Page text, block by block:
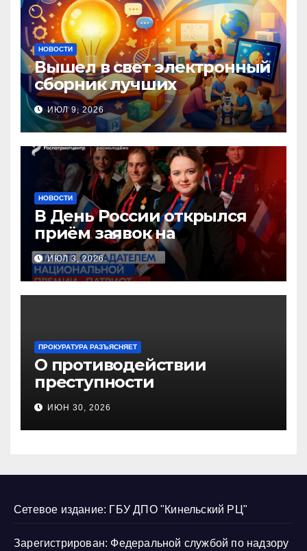
НОВОСТИ
Вышел в свет электронный
сборник лучших
инновационных практик
педагогов дошкольного
образования!
ИЮЛ 9, 2026
НОВОСТИ
В День России открылся
приём заявок на
Национальную премию
«Патриот»
ИЮЛ 3, 2026
ПРОКУРАТУРА РАЗЪЯСНЯЕТ
О противодействии
преступности
несовершеннолетних и
нарушению их прав
ИЮН 30, 2026
Сетевое издание: ГБУ ДПО "Кинельский РЦ"
Зарегистрирован: Федеральной службой по надзору